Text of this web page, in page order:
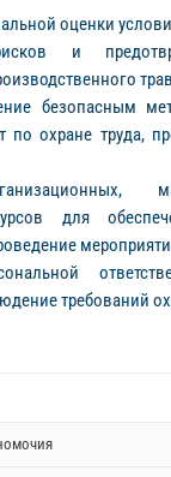
оценки
и
безопасным
по охране труда,
для
требований